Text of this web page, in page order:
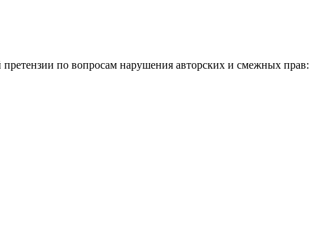
по вопросам нарушения авторских и смежных прав: